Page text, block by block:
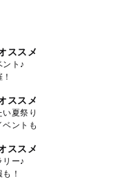
ススメ
ト♪
ススメ
夏祭り
ントも
ススメ
ー♪
！